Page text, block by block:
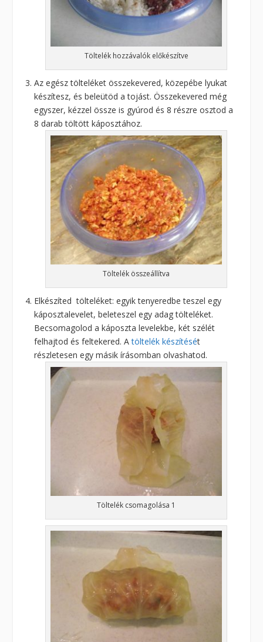
Töltelék hozzávalók előkészítve
Az egész tölteléket összekevered, közepébe lyukat
készítesz, és beleütöd a tojást. Összekevered még
egyszer, kézzel össze is gyúrod és 8 részre osztod a
8 darab töltött káposztához.
Töltelék összeállítva
Elkészíted tölteléket: egyik tenyeredbe teszel egy
káposztalevelet, beleteszel egy adag tölteléket.
Becsomagolod a káposzta levelekbe, két szélét
felhajtod és feltekered. Atöltelék készítését
részletesen egy másik írásomban olvashatod.
Töltelék csomagolása 1